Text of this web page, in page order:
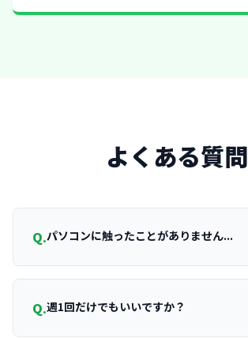
よくある質問
Q.パソコンに触ったことがありません...
Q.週1回だけでもいいですか？